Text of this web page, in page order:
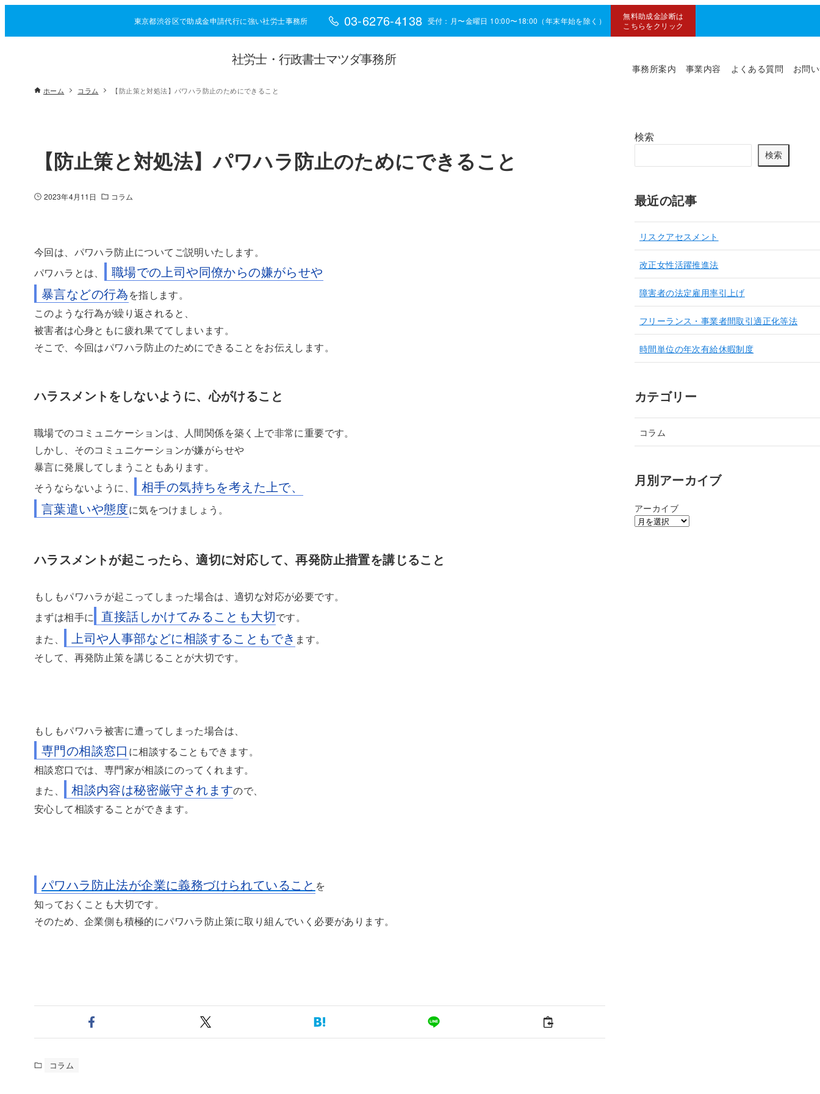
東京都渋谷区で助成金申請代行に強い社労士事務所 03-6276-4138 受付：月〜金曜日 10:00〜18:00（年末年始を除く）
無料助成金診断は
こちらをクリック
社労士・行政書士マツダ事務所
事務所案内 事業内容 よくある質問 お問
ホーム コラム 【防止策と対処法】パワハラ防止のためにできること
【防止策と対処法】パワハラ防止のためにできること
2023年4月11日 コラム
今回は、パワハラ防止についてご説明いたします。
パワハラとは、
職場での上司や同僚からの嫌がらせや
暴言などの行為を指します。
このような行為が繰り返されると、
被害者は心身ともに疲れ果ててしまいます。
そこで、今回はパワハラ防止のためにできることをお伝えします。
ハラスメントをしないように、心がけること
職場でのコミュニケーションは、人間関係を築く上で非常に重要です。
しかし、そのコミュニケーションが嫌がらせや
暴言に発展してしまうこともあります。
そうならないように、
相手の気持ちを考えた上で、
言葉遣いや態度に気をつけましょう。
ハラスメントが起こったら、適切に対応して、再発防止措置を講じること
もしもパワハラが起こってしまった場合は、適切な対応が必要です。
まずは相手に
直接話しかけてみることも大切です。
また、
上司や人事部などに相談することもでき ます。
そして、再発防止策を講じることが大切です。
もしもパワハラ被害に遭ってしまった場合は、
専門の相談窓口 に相談することもできます。
相談窓口では、専門家が相談にのってくれます。
また、
相談内容は秘密厳守されますので、
安心して相談することができます。
パワハラ防止法が企業に義務づけられていること を
知っておくことも大切です。
そのため、企業側も積極的にパワハラ防止策に取り組んでいく必要があります。
コラム
検索
検索
最近の記事
リスクアセスメント
改正女性活躍推進法
障害者の法定雇用率引上げ
フリーランス・事業者間取引適正化等法
時間単位の年次有給休暇制度
カテゴリー
コラム
月別アーカイブ
アーカイブ